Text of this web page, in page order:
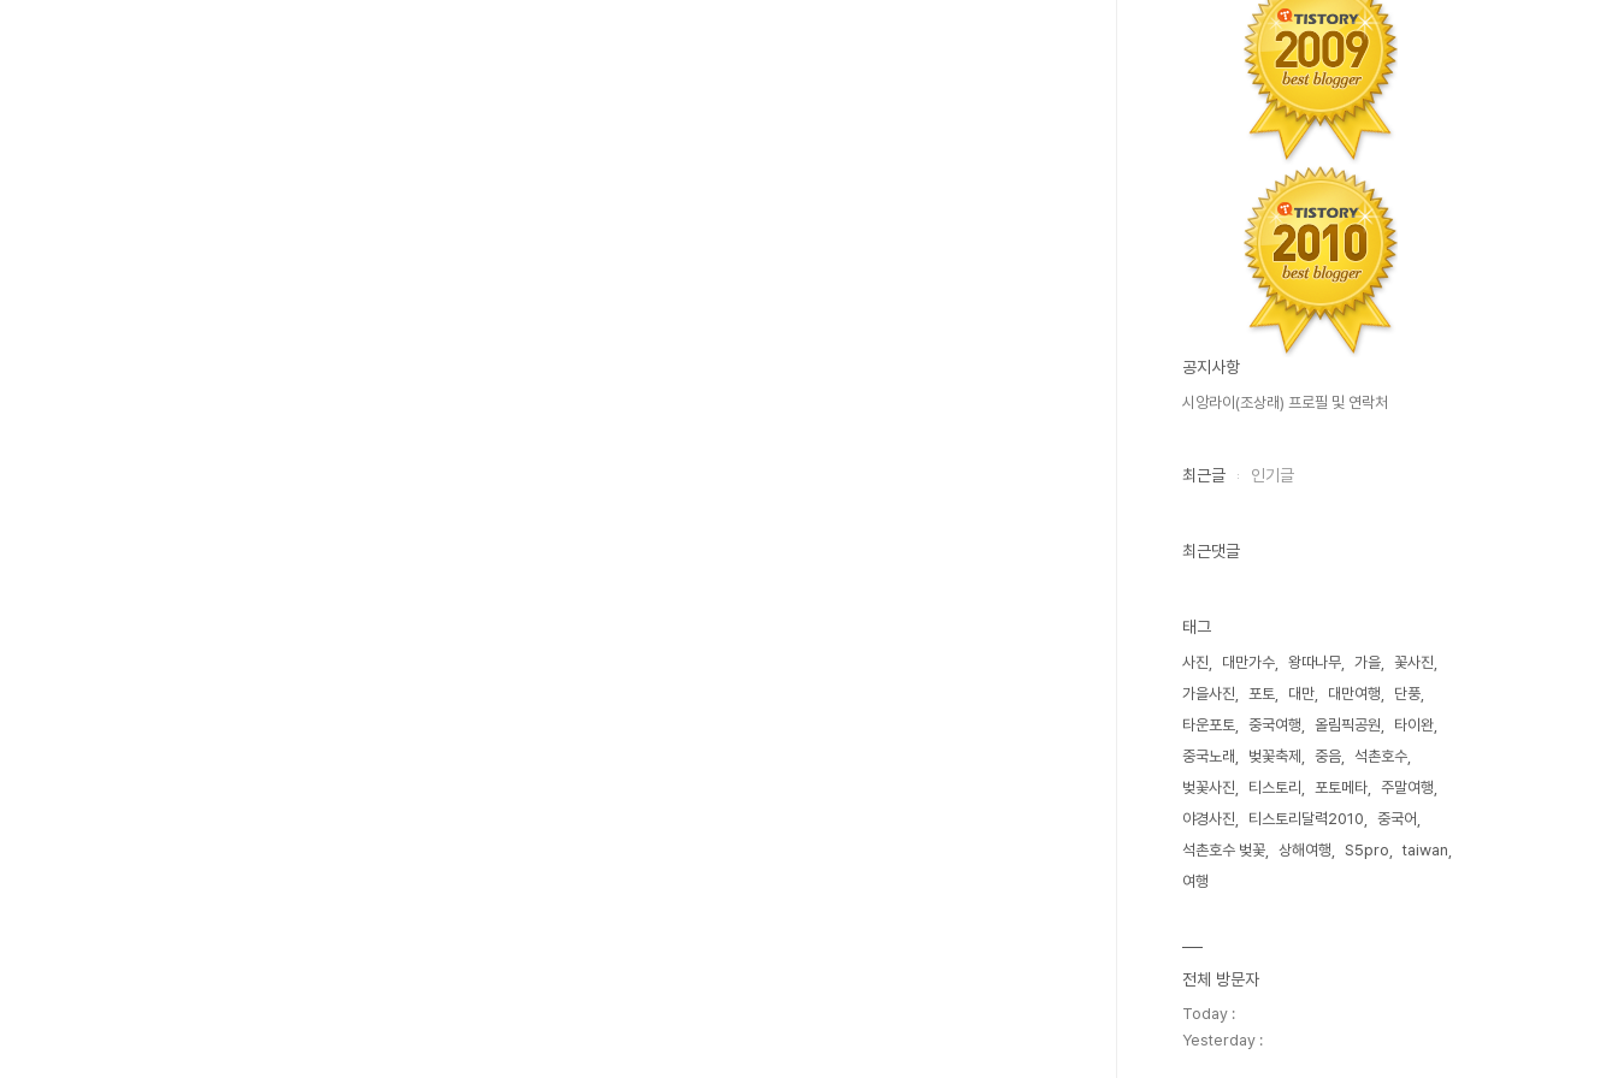
공지사항
시앙라이(조상래) 프로필 및 연락처
최근글 인기글
최근댓글
태그
사진 대만가수 왕따나무 가을
꽃사진
가을사진
포토 대만 대만여행
단풍
타운포토
중국여행 올림픽공원
타이완
중국노래
벚꽃축제 중음
석촌호수
벚꽃사진
티스토리 포토메타
주말여행
야경사진
티스토리달력2010
중국어
석촌호수 벚꽃
상해여행 S5pro
taiwan
여행
전체 방문자
Today :
Yesterday :